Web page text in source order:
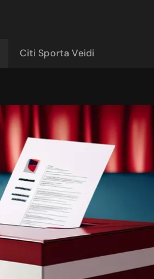
Citi Sporta Veidi